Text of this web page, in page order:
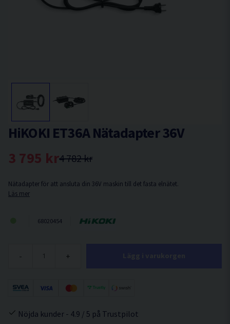
HiKOKI ET36A Nätadapter 36V
4 782 kr
3 795 kr
Nätadapter för att ansluta din 36V maskin till det fasta elnätet.
Läs mer
68020454
- +
Nöjda kunder - 4.9 / 5 på Trustpilot